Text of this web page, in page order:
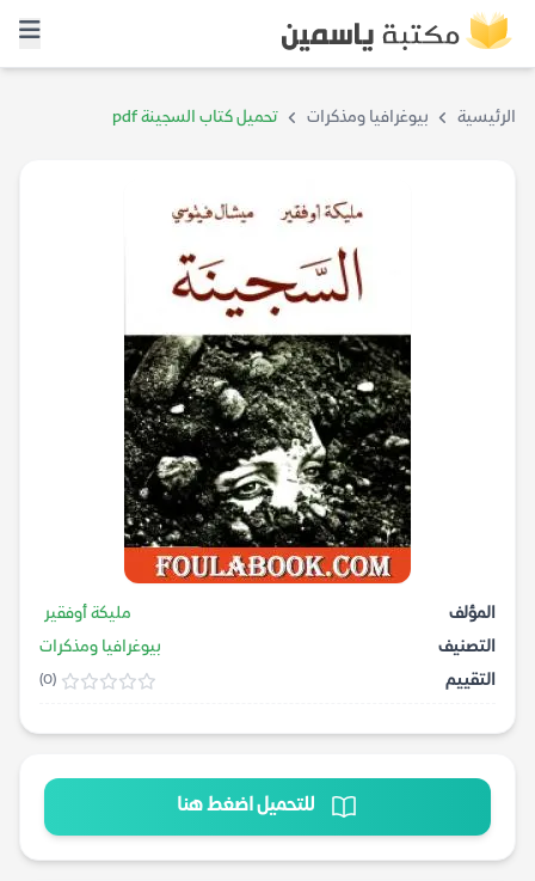
الرئيسية بيوغرافيا ومذكرات تحميل كتاب السجينة pdf
المؤلف
مليكة أوفقير
التصنيف
بيوغرافيا ومذكرات
التقييم
(0)
للتحميل اضغط هنا